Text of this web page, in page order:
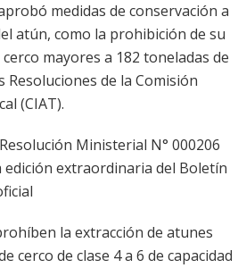
medidas de conservación a
atún, como la prohibición de su
mayores a 182 toneladas de
de la Comisión
(CIAT).
Ministerial N° 000206
edición extraordinaria del Boletín
la extracción de atunes
cerco de clase 4 a 6 de capacidad